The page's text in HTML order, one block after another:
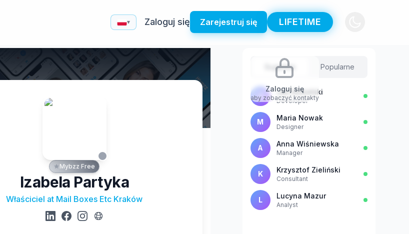
▾ Zaloguj się Zarejestruj się LIFETIME
Mybzz Free
Izabela Partyka
Właściciel at Mail Boxes Etc Kraków
Zaloguj się
aby zobaczyć kontakty
Sugestie Popularne
J Jan Kowalski
Developer
M Maria Nowak
Designer
A Anna Wiśniewska
Manager
K Krzysztof Zieliński
Consultant
L Lucyna Mazur
Analyst